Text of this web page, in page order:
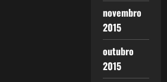
novembro
2015
outubro
2015